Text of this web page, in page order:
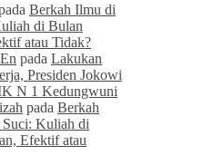
Berkah Ilmu di
di Bulan
atau Tidak?
pada Lakukan
Presiden Jokowi
N 1 Kedungwuni
pada Berkah
Kuliah di
Efektif atau